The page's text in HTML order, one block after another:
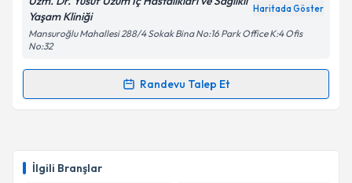
İlgili Branşlar
Metni'ni okudum ve kişisel verilerimin belirtilen
kapsamda işlenmesini kabul ediyorum.
Yaşam Kliniği
Haritada Göster
Mansuroğlu Mahallesi 288/4 Sokak Bina No:16 Park Office K:4 Ofis
No:32
Randevu Talep Et
Randevu Takvimi Talebi
takvim hazırlandığında e-posta ile bilgilendireceğiz.